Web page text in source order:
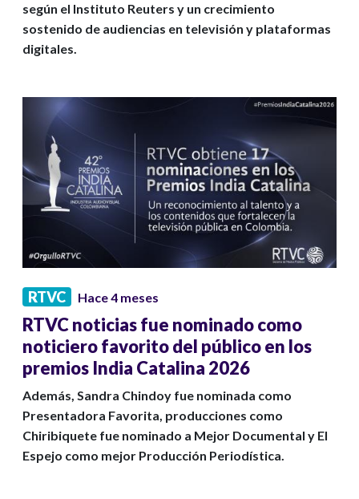
según el Instituto Reuters y un crecimiento
sostenido de audiencias en televisión y plataformas
digitales.
RTVC Hace 4 meses
RTVC noticias fue nominado como
noticiero favorito del público en los
premios India Catalina 2026
Además, Sandra Chindoy fue nominada como
Presentadora Favorita, producciones como
Chiribiquete fue nominado a Mejor Documental y El
Espejo como mejor Producción Periodística.